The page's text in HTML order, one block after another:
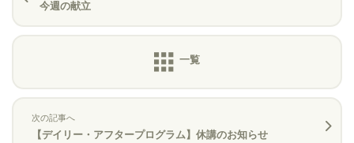
今週の献立
次の記事へ
【デイリー・アフタープログラム】休講のお知らせ